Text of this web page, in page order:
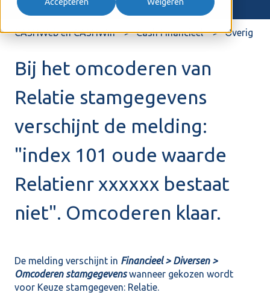
Accepteren Weigeren
CASHWeb en CASHWin Cash Financieel Overig
Bij het omcoderen van
Relatie stamgegevens
verschijnt de melding:
"index 101 oude waarde
Relatienr xxxxxx bestaat
niet". Omcoderen klaar.
De melding verschijnt in Financieel > Diversen >
Omcoderen stamgegevenswanneer gekozen wordt
voor Keuze stamgegeven: Relatie.